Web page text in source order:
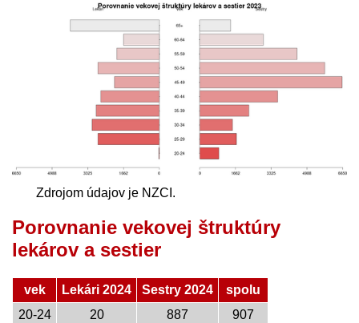
Zdrojom údajov je NZCI.
Porovnanie vekovej štruktúry
lekárov a sestier
vek Lekári 2024 Sestry 2024
spolu
20-24
20 887
907